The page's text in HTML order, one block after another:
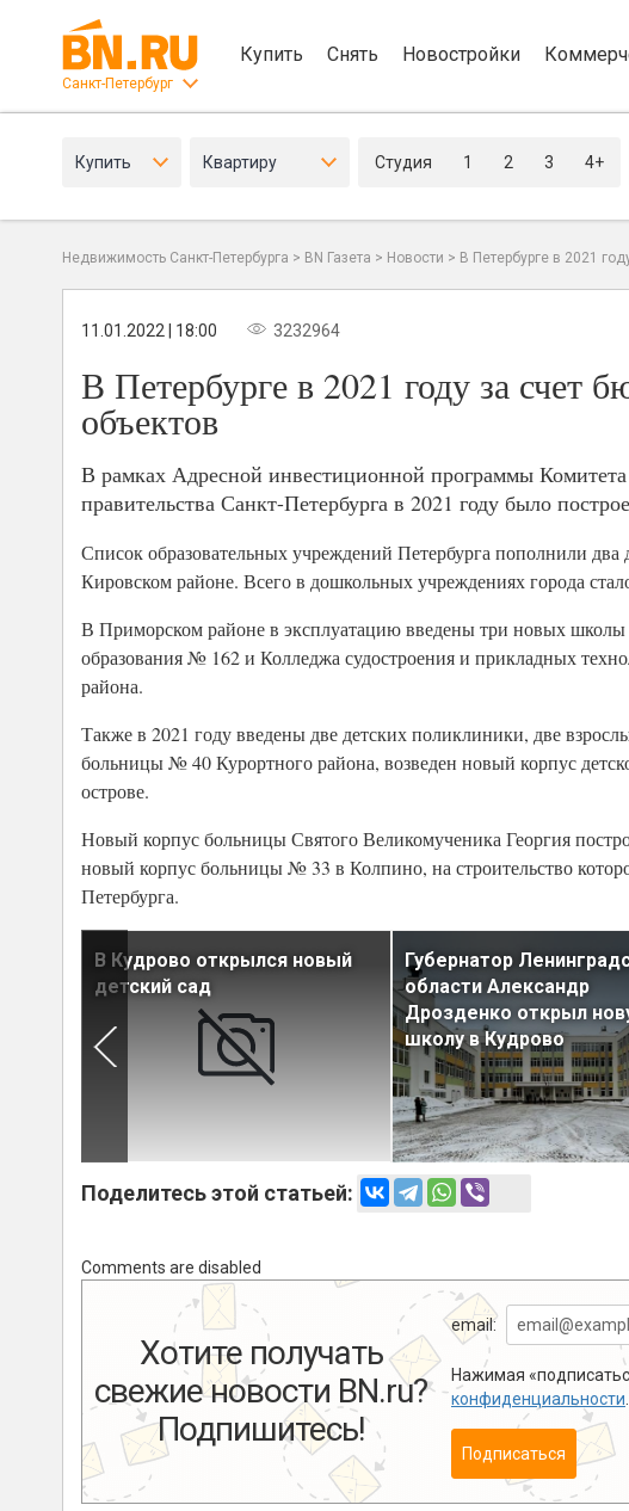
Санкт-Петербург
Купить Снять Новостройки
Купить Квартиру Студия 1 2 3 4+
Недвижимость Санкт-Петербурга > BN Газета > Новости > В Петербурге в 2021
11.01.2022 | 18:00 3232964
В Петербурге в 2021 году за счет
объектов
В рамках Адресной инвестиционной программы Комитета
правительства Санкт-Петербурга в 2021 году было
Список образовательных учреждений Петербурга пополнили
Кировском районе. Всего в дошкольных учреждениях города
В Приморском районе в эксплуатацию введены три новых
образования № 162 и Колледжа судостроения и прикладных
района.
Также в 2021 году введены две детских поликлиники, две
больницы № 40 Курортного района, возведен новый корпус
острове.
Новый корпус больницы Святого Великомученика Георгия
новый корпус больницы № 33 в Колпино, на строительство
Петербурга.
В Кудрово открылся новый
детский сад
Губернатор
области Александр
Дрозденко открыл
школу в Кудрово
Поделитесь этой статьей:
Comments are disabled
Хотите получать
свежие новости BN.ru?
Подпишитесь!
email:
Нажимая
конфиденциальности
Подписаться